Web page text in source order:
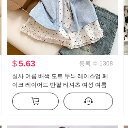
$5.63 등록 수 1308
실사 여름 배색 도트 무늬 레이스업 페
이크 레이어드 반팔 티셔츠 여성 여름
새로운 달콤한 스타일 작은 대중 맨위